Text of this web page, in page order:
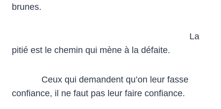
brunes.
La
pitié est le chemin qui mène à la défaite.
Ceux qui demandent qu’on leur fasse
confiance, il ne faut pas leur faire confiance.